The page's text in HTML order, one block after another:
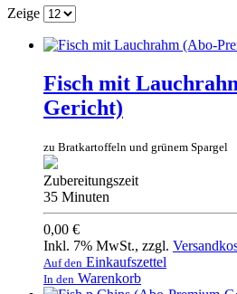
Zeige
Fisch mit
Gericht)
zu Bratkartoffeln und grünem Spargel
Zubereitungszeit
35 Minuten
0,00 €
Inkl. 7% MwSt., zzgl.
Auf den Einkaufszettel
In den Warenkorb